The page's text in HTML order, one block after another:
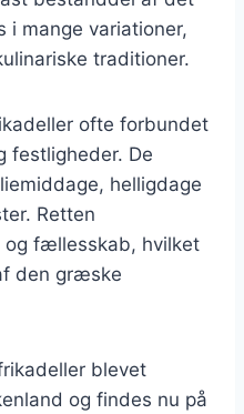
i mange variationer,
traditioner.
ofte forbundet
festligheder. De
helligdage
Retten
fællesskab, hvilket
den græske
blevet
og findes nu på